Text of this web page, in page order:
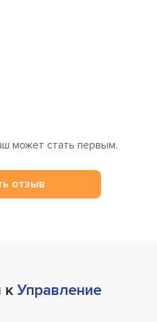
может стать первым.
отзыв
к Управление